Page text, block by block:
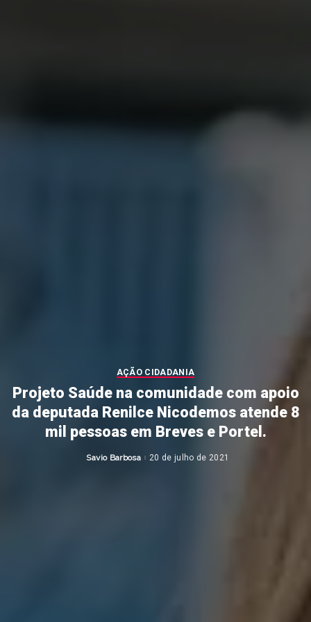
AÇÃO CIDADANIA
Projeto Saúde na comunidade com apoio
da deputada Renilce Nicodemos atende 8
mil pessoas em Breves e Portel.
Posted
Savio Barbosa 20 de julho de 2021